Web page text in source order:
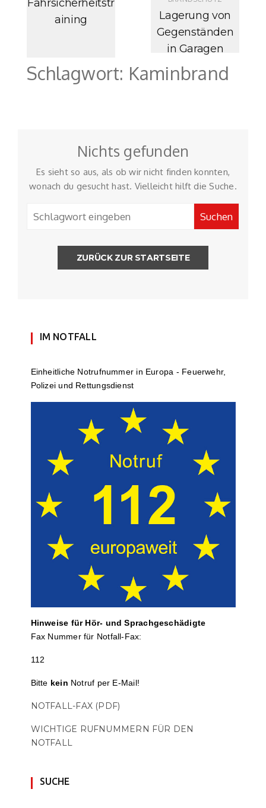
Fahrsicherheitstr
aining
Lagerung von
Gegenständen
in Garagen
Schlagwort: Kaminbrand
Nichts gefunden
Es sieht so aus, als ob wir nicht finden konnten,
wonach du gesucht hast. Vielleicht hilft die Suche.
ZURÜCK ZUR STARTSEITE
IM NOTFALL
Einheit­li­che Notruf­num­mer in Europa - Feuerwehr,
Polizei und Rettungs­dienst
Hinweise für Hör- und Sprach­ge­schä­digte
Fax Nummer für Notfall-Fax:
112
Bitte kein Notruf per E-Mail!
NOTFALL-FAX (PDF)
WICHTIGE RUFNUMMERN FÜR DEN
NOTFALL
SUCHE